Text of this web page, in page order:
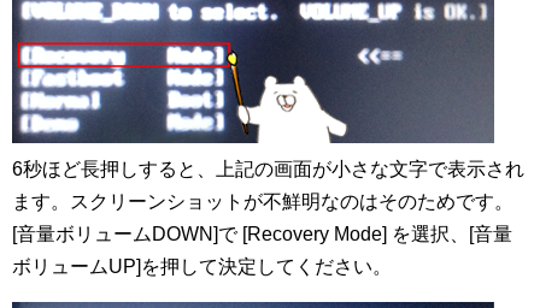
6秒ほど長押しすると、上記の画面が小さな文字で表示され
ます。スクリーンショットが不鮮明なのはそのためです。
[音量ボリュームDOWN]で [Recovery Mode] を選択、[音量
ボリュームUP]を押して決定してください。